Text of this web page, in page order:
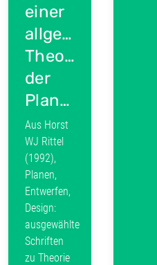
einer
allgemeinen
Theorie
der
Planung
Aus Horst
WJ Rittel
(1992),
Planen,
Entwerfen,
Design:
ausgewählte
Schriften
zu Theorie